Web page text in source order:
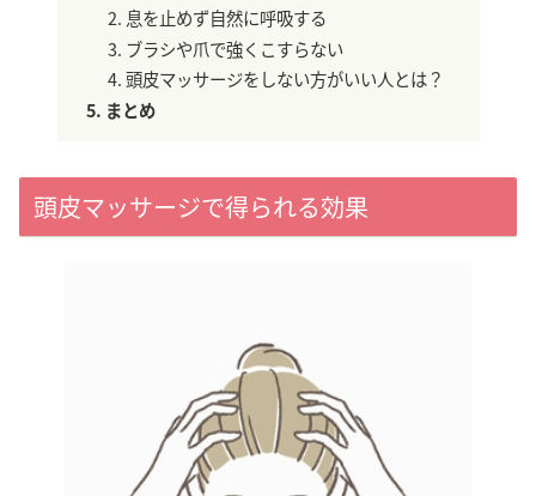
息を止めず自然に呼吸する
ブラシや爪で強くこすらない
頭皮マッサージをしない方がいい人とは？
まとめ
頭皮マッサージで得られる効果